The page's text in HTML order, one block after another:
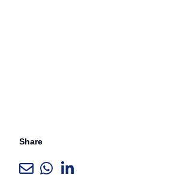
Share